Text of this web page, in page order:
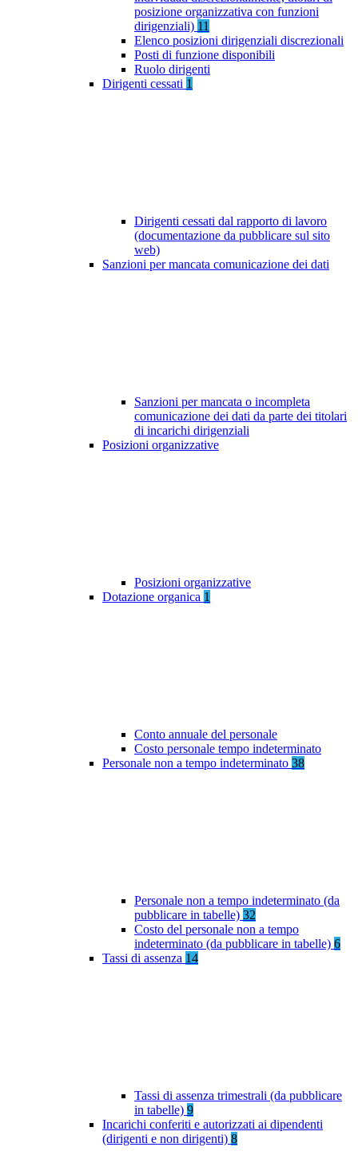
posizione organizzativa con funzioni
dirigenziali) 11
Elenco posizioni dirigenziali discrezionali
Posti di funzione disponibili
Ruolo dirigenti
Dirigenti cessati 1
Dirigenti cessati dal rapporto di lavoro
(documentazione da pubblicare sul sito
web)
Sanzioni per mancata comunicazione dei dati
Sanzioni per mancata o incompleta
comunicazione dei dati da parte dei titolari
di incarichi dirigenziali
Posizioni organizzative
Posizioni organizzative
Dotazione organica 1
Conto annuale del personale
Costo personale tempo indeterminato
Personale non a tempo indeterminato 38
Personale non a tempo indeterminato (da
pubblicare in tabelle) 32
Costo del personale non a tempo
indeterminato (da pubblicare in tabelle) 6
Tassi di assenza 14
Tassi di assenza trimestrali (da pubblicare
in tabelle) 9
Incarichi conferiti e autorizzati ai dipendenti
(dirigenti e non dirigenti) 8